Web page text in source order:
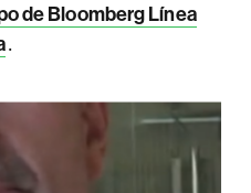
de Bloomberg Línea
.